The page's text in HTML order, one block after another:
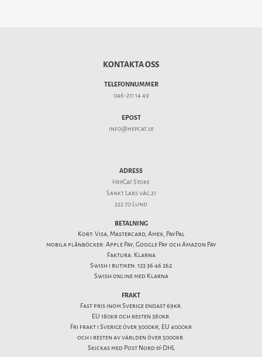
KONTAKTA OSS
TELEFONNUMMER
046-211 14 49
EPOST
info@hepcat.se
ADRESS
HepCat Store
Sankt Lars väg 21
222 70 Lund
BETALNING
Kort: Visa, Mastercard, Amex, PayPal
mobila plånböcker: Apple Pay, Google Pay och Amazon Pay
Faktura: Klarna
Swish i butiken: 123 36 46 262
Swish online med Klarna
FRAKT
Fast pris inom Sverige endast 69kr.
EU 180kr och resten 380kr.
Fri frakt i Sverige över 3000kr, EU 4000kr
och i resten av världen över 5000kr.
Skickas med Post Nord & DHL